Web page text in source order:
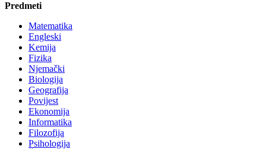
Predmeti
Matematika
Engleski
Kemija
Fizika
Njemački
Biologija
Geografija
Povijest
Ekonomija
Informatika
Filozofija
Psihologija